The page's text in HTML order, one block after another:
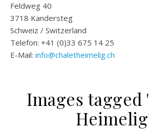
Feldweg 40
3718 Kandersteg
Schweiz / Switzerland
Telefon: +41 (0)33 675 14 25
E-Mail: info@chaletheimelig.ch
Images tagged